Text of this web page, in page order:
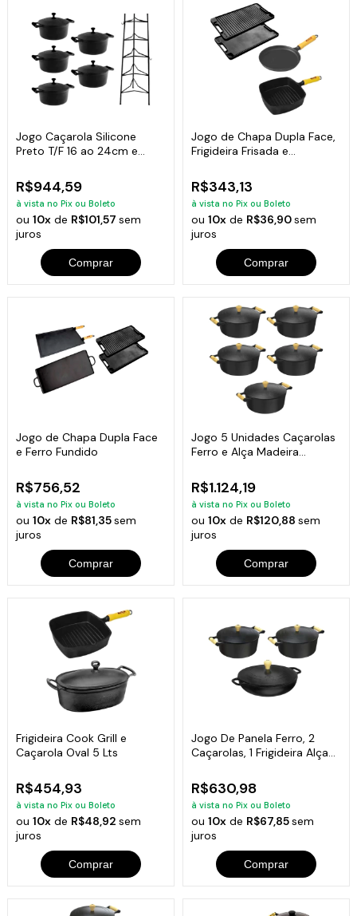
Jogo Caçarola Silicone
Preto T/F 16 ao 24cm e
R$944,59
à vista no Pix ou Boleto
ou10x de R$101,57sem
juros
Comprar
Jogo de Chapa Dupla Face,
Frigideira Frisada e
R$343,13
à vista no Pix ou Boleto
ou 10xde R$36,90sem
juros
Comprar
Jogo de Chapa Dupla Face
e Ferro Fundido
R$756,52
à vista no Pix ou Boleto
ou10x de R$81,35sem
juros
Comprar
Jogo 5 Unidades Caçarolas
Ferro e Alça Madeira
R$1.124,19
à vista no Pix ou Boleto
ou 10xde R$120,88 sem
juros
Comprar
Frigideira Cook Grill e
Caçarola Oval 5 Lts
R$454,93
à vista no Pix ou Boleto
ou10x de R$48,92sem
juros
Comprar
Jogo De Panela Ferro, 2
Caçarolas, 1 Frigideira Alça
R$630,98
à vista no Pix ou Boleto
ou 10xde R$67,85sem
juros
Comprar